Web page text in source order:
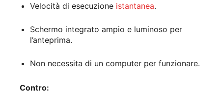
Velocità di esecuzione istantanea.
Schermo integrato ampio e luminoso per
l’anteprima.
Non necessita di un computer per funzionare.
Contro: